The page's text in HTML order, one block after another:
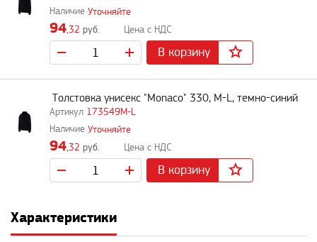
Уточняйте
94,32 руб.
В корзину
173549M-L
Толстовка унисекс "Monaco" 330, M-L, темно-синий
Уточняйте
94,32 руб.
В корзину
Характеристики